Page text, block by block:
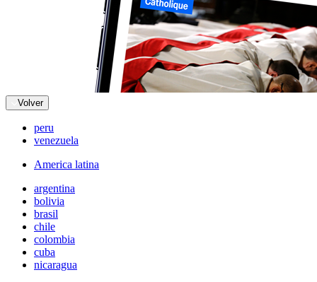
Volver
peru
venezuela
America latina
argentina
bolivia
brasil
chile
colombia
cuba
nicaragua